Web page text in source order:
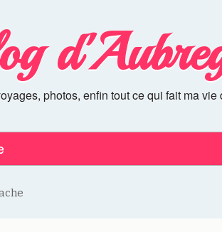
photos, enfin tout ce qui fait ma vie